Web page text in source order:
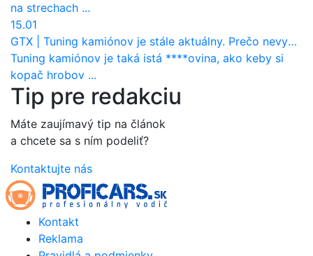
na strechach ...
15.01
GTX
Tuning kamiónov je stále aktuálny. Prečo nevyhynul ako pri osobákoch?
Tuning kamiónov je taká istá ****ovina, ako keby si
kopač hrobov ...
Tip pre redakciu
Máte zaujímavý tip na článok
a chcete sa s ním podeliť?
Kontaktujte nás
Kontakt
Reklama